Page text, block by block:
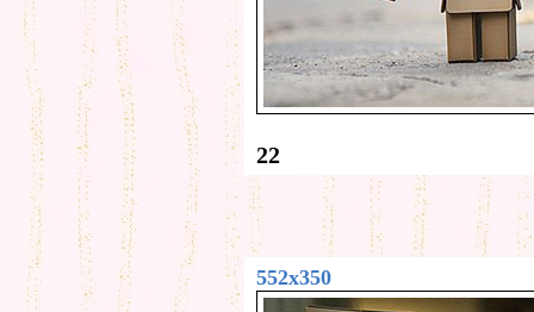
22
552x350